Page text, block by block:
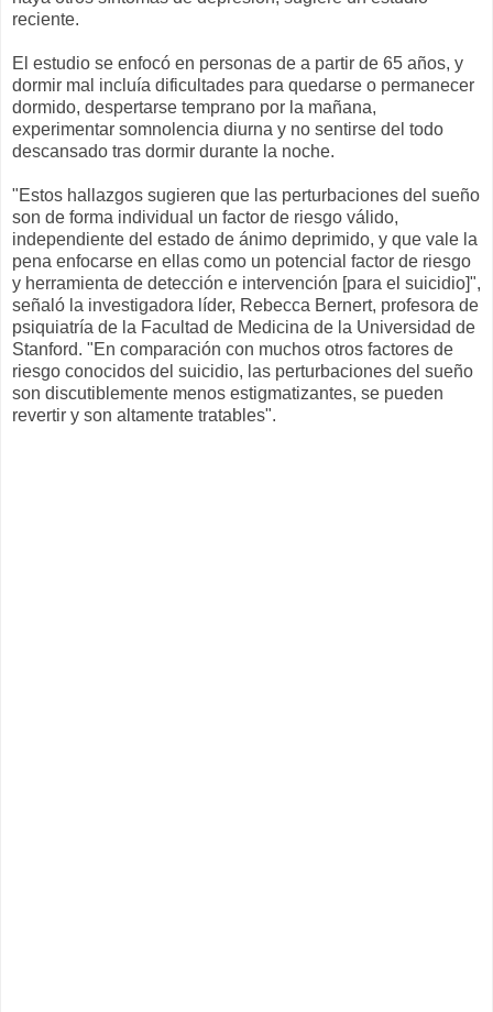
reciente.
El estudio se enfocó en personas de a partir de 65 años, y
dormir mal incluía dificultades para quedarse o permanecer
dormido, despertarse temprano por la mañana,
experimentar somnolencia diurna y no sentirse del todo
descansado tras dormir durante la noche.
"Estos hallazgos sugieren que las perturbaciones del sueño
son de forma individual un factor de riesgo válido,
independiente del estado de ánimo deprimido, y que vale la
pena enfocarse en ellas como un potencial factor de riesgo
y herramienta de detección e intervención [para el suicidio]",
señaló la investigadora líder, Rebecca Bernert, profesora de
psiquiatría de la Facultad de Medicina de la Universidad de
Stanford. "En comparación con muchos otros factores de
riesgo conocidos del suicidio, las perturbaciones del sueño
son discutiblemente menos estigmatizantes, se pueden
revertir y son altamente tratables".